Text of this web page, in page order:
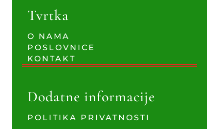
Tvrtka
O NAMA
POSLOVNICE
KONTAKT
Dodatne informacije
POLITIKA PRIVATNOSTI